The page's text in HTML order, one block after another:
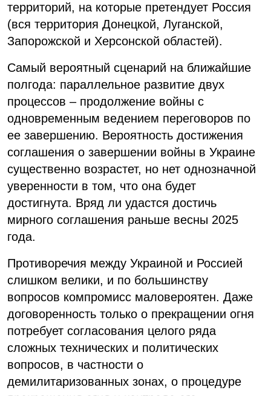
территорий, на которые претендует Россия
(вся территория Донецкой, Луганской,
Запорожской и Херсонской областей).
Самый вероятный сценарий на ближайшие
полгода: параллельное развитие двух
процессов – продолжение войны с
одновременным ведением переговоров по
ее завершению. Вероятность достижения
соглашения о завершении войны в Украине
существенно возрастет, но нет однозначной
уверенности в том, что она будет
достигнута. Вряд ли удастся достичь
мирного соглашения раньше весны 2025
года.
Противоречия между Украиной и Россией
слишком велики, и по большинству
вопросов компромисс маловероятен. Даже
договоренность только о прекращении огня
потребует согласования целого ряда
сложных технических и политических
вопросов, в частности о
демилитаризованных зонах, о процедуре